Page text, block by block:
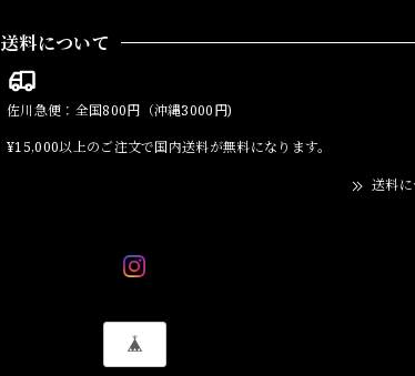
送料について
佐川急便：全国800円（沖縄3000円)
¥15,000以上のご注文で国内送料が無料になります。
送料